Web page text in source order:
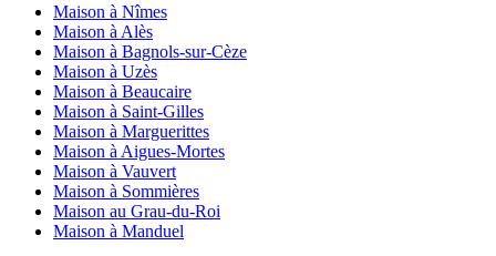
Maison à Nîmes
Maison à Alès
Maison à Bagnols-sur-Cèze
Maison à Uzès
Maison à Beaucaire
Maison à Saint-Gilles
Maison à Marguerittes
Maison à Aigues-Mortes
Maison à Vauvert
Maison à Sommières
Maison au Grau-du-Roi
Maison à Manduel